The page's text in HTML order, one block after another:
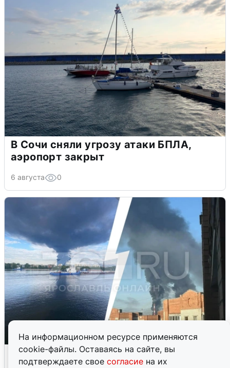
На информационном ресурсе применяются
cookie-файлы. Оставаясь на сайте, вы
подтверждаете свое согласие на их
В Сочи сняли угрозу атаки БПЛА,
аэропорт закрыт
6 августа 0
Ночная атака БПЛА на Ярославль:
попадания и последствия